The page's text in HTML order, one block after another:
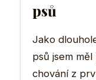
psů
Jako
psů jsem
chování z